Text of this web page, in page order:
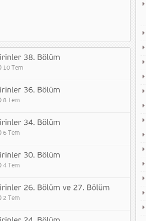
10 Tem
8 Tem
6 Tem
4 Tem
2 Tem